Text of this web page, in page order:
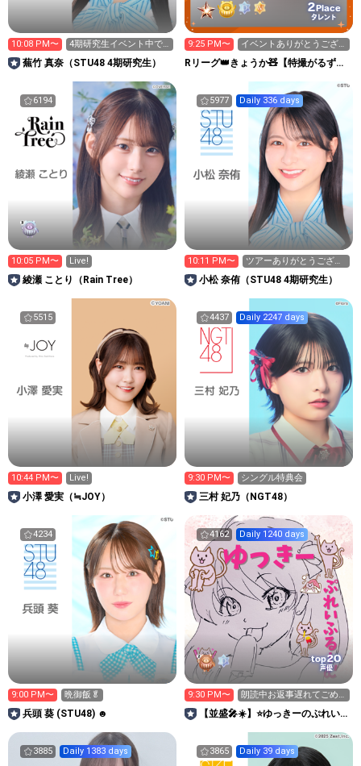
10:08 PM〜
4期研究生イベント中で
す！🔥
蕪竹 真奈（STU48 4期研究生）
2Place
タレント
9:25 PM〜
イベントありがとうござ
いました！
Rリーグ👑きょうか🧸【特撮がるず】
6194
10:05 PM〜 Live!
綾瀬 ことり（Rain Tree）
5977 Daily 336 days
10:11 PM〜
ツアーありがとうござい
ました！
小松 奈侑（STU48 4期研究生）
5515
10:44 PM〜 Live!
小澤 愛実（≒JOY）
4437 Daily 2247 days
9:30 PM〜 シングル特典会
三村 妃乃（NGT48）
4234
9:00 PM〜 晩御飯🥬
兵頭 葵 (STU48) ☻
4162 Daily 1240 days
top20
声優
9:30 PM〜
朗読中お返事遅れてごめ
んね！内緒話をどうぞ♫
【並盛🎤☀️】⭐️ゆっきーのぷれいふ
3885 Daily 1383 days 3865 Daily 39 days